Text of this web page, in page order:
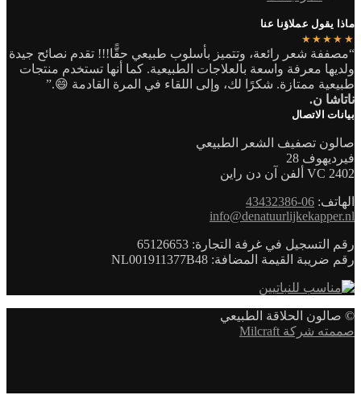
ماذا يقول عملاؤنا عنا
★★★★★
“مصففة شعر رائعة، وتتميز بأسلوب طبيعي حقًّا!!! تقدم نصائح جيدة
ولديها معرفة واسعة بالعلاجات الطبيعية. كما أنها تستخدم منتجات
طبيعية ممتازة. شكرًا لك، وإلى اللقاء في المرة القادمة 😄.”
ناتاشا ن.
بيانات الاتصال
صالون تصفيف الشعر الطبيعي
فيرديهوف 28
2402 VC ألفن آن دن راين
الهاتف: 06-43432386
info@denatuurlijkekapper.nl
رقم التسجيل في غرفة التجارة: 65126653
رقم ضريبة القيمة المضافة: NL001911377B48
© صالون الحلاقة الطبيعي
صممته شركة Milcraft